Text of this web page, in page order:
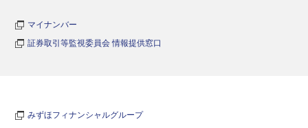
マイナンバー
証券取引等監視委員会 情報提供窓口
みずほフィナンシャルグループ